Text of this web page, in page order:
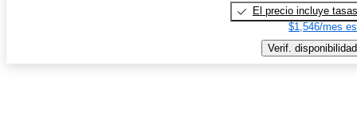
El precio incluye tasas
$1,546/mes
Verif. disponibilidad